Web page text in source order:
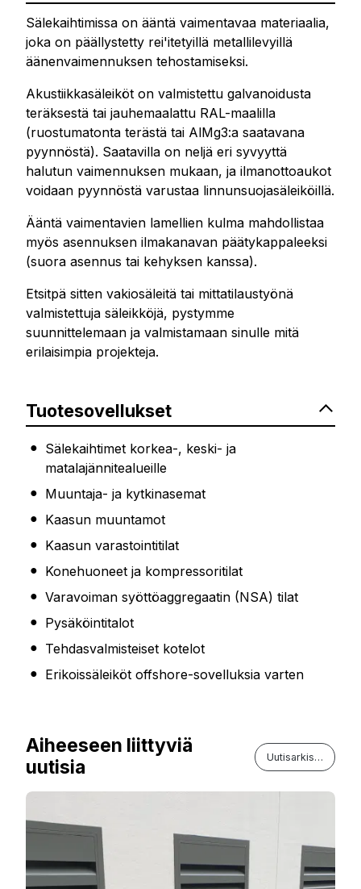
Sälekaihtimissa on ääntä vaimentavaa materiaalia,
joka on päällystetty rei'itetyillä metallilevyillä
äänenvaimennuksen tehostamiseksi.
Akustiikkasäleiköt on valmistettu galvanoidusta
teräksestä tai jauhemaalattu RAL-maalilla
(ruostumatonta terästä tai AlMg3:a saatavana
pyynnöstä). Saatavilla on neljä eri syvyyttä
halutun vaimennuksen mukaan, ja ilmanottoaukot
voidaan pyynnöstä varustaa linnunsuojasäleiköillä.
Ääntä vaimentavien lamellien kulma mahdollistaa
myös asennuksen ilmakanavan päätykappaleeksi
(suora asennus tai kehyksen kanssa).
Etsitpä sitten vakiosäleitä tai mittatilaustyönä
valmistettuja säleikköjä, pystymme
suunnittelemaan ja valmistamaan sinulle mitä
erilaisimpia projekteja.
Tuotesovellukset
Sälekaihtimet korkea-, keski- ja
matalajännitealueille
Muuntaja- ja kytkinasemat
Kaasun muuntamot
Kaasun varastointitilat
Konehuoneet ja kompressoritilat
Varavoiman syöttöaggregaatin (NSA) tilat
Pysäköintitalot
Tehdasvalmisteiset kotelot
Erikoissäleiköt offshore-sovelluksia varten
Aiheeseen liittyviä
uutisia
Uutisarkisto